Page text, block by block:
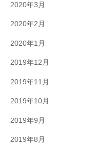
2020年3月
2020年2月
2020年1月
2019年12月
2019年11月
2019年10月
2019年9月
2019年8月